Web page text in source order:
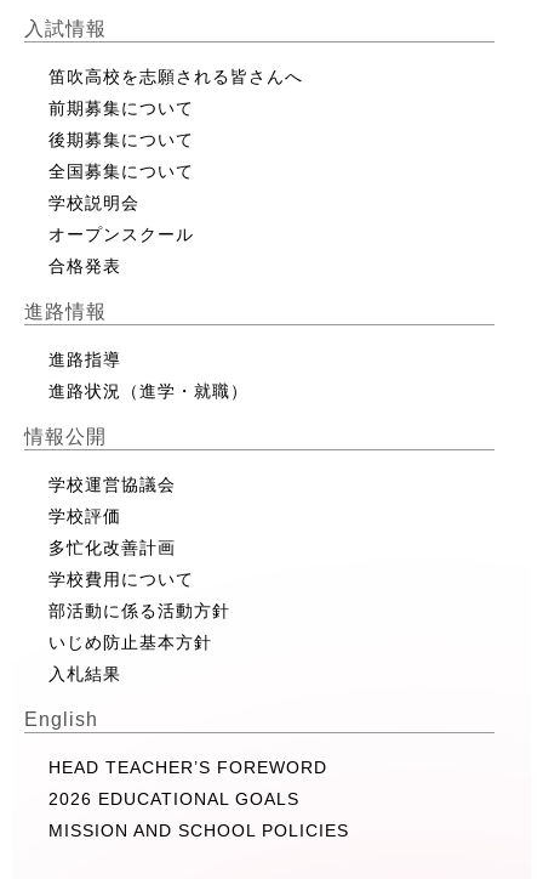
入試情報
笛吹高校を志願される皆さんへ
前期募集について
後期募集について
全国募集について
学校説明会
オープンスクール
合格発表
進路情報
進路指導
進路状況（進学・就職）
情報公開
学校運営協議会
学校評価
多忙化改善計画
学校費用について
部活動に係る活動方針
いじめ防止基本方針
入札結果
English
HEAD TEACHER’S FOREWORD
2026 EDUCATIONAL GOALS
MISSION AND SCHOOL POLICIES